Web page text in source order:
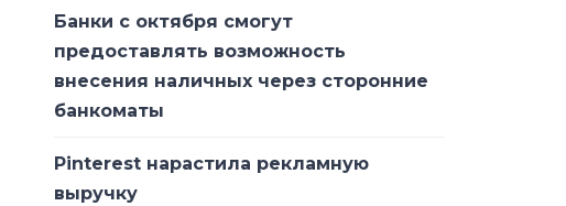
Банки с октября смогут
предоставлять возможность
внесения наличных через сторонние
банкоматы
Pinterest нарастила рекламную
выручку